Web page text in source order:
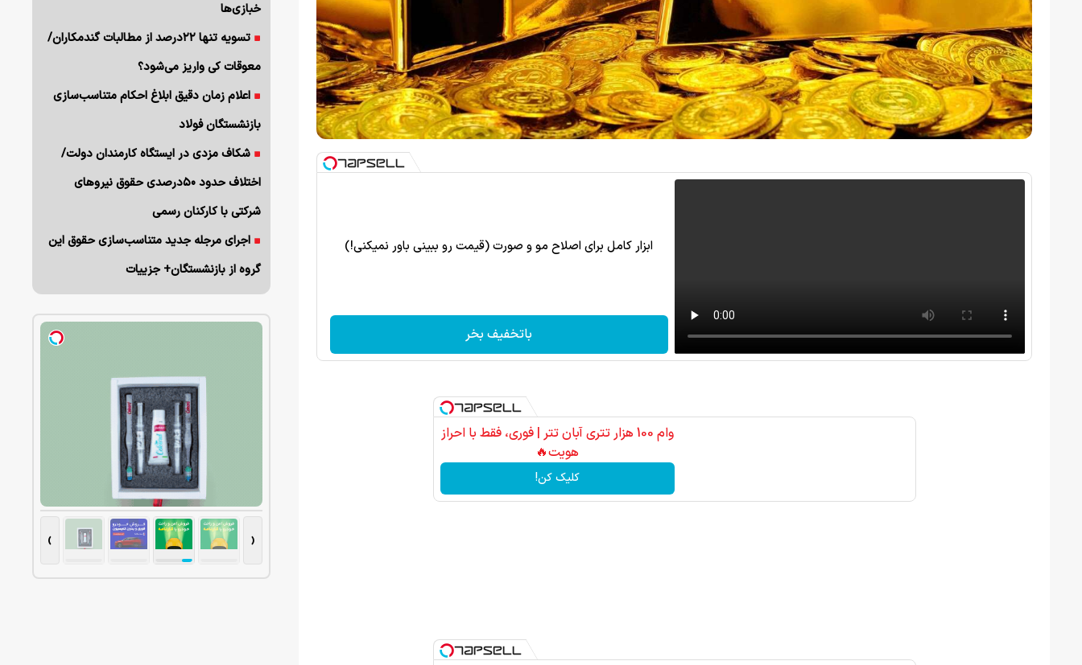
ابزار کامل برای اصلاح مو و صورت (قیمت رو ببینی باور نمیکنی!)
باتخفیف بخر
وام 100 هزار تتری آبان تتر | فوری، فقط با احراز
هویت🔥
کلیک کن!
خبازی‌ها
تسویه تنها ۲۲درصد از مطالبات گندمکاران/
معوقات کی واریز می‌شود؟
اعلام زمان دقیق ابلاغ احکام متناسب‌سازی
بازنشستگان فولاد
شکاف مزدی در ایستگاه کارمندان دولت/
اختلاف حدود ۵۰درصدی حقوق نیروهای
شرکتی با کارکنان رسمی
اجرای مرجله جدید متناسب‌سازی حقوق این
گروه از بازنشستگان+ جزییات
‹
›